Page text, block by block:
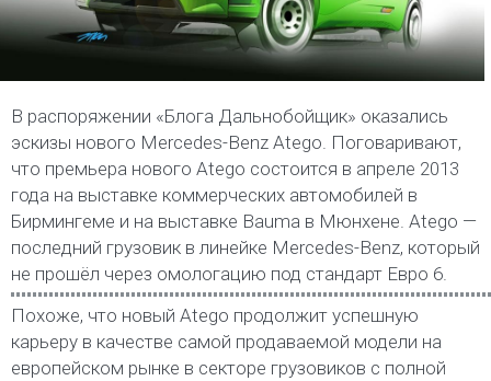
В распоряжении «Блога Дальнобойщик» оказались
эскизы нового Mercedes-Benz Atego. Поговаривают,
что премьера нового Atego состоится в апреле 2013
года на выставке коммерческих автомобилей в
Бирмингеме и на выставке Bauma в Мюнхене. Atego —
последний грузовик в линейке Mercedes-Benz, который
не прошёл через омологацию под стандарт Евро 6.
Похоже, что новый Atego продолжит успешную
карьеру в качестве самой продаваемой модели на
европейском рынке в секторе грузовиков с полной